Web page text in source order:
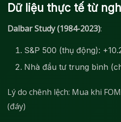
Dữ liệu thực tế từ
Dalbar Study (1984-2023):
S&P 500 (thụ động):
Nhà đầu tư trung bình
Lý do chênh lệch: Mua khi
(đáy)